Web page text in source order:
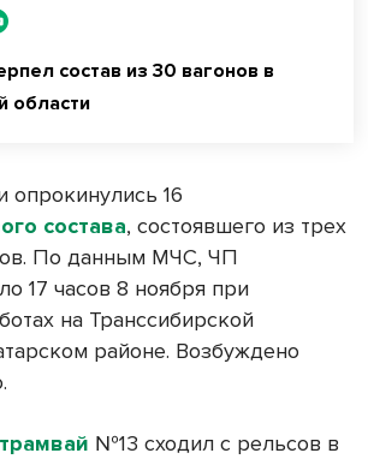
состав из 30 вагонов в
области
опрокинулись 16
состава, состоявшего из трех
По данным МЧС, ЧП
17 часов 8 ноября при
на Транссибирской
районе. Возбуждено
№13 сходил с рельсов в